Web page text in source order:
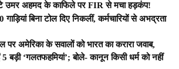
उमर अहमद के काफिले पर FIR से मचा हड़कंप!
बिना टोल दिए निकलीं, कर्मचारियों से अभद्रता
अमेरिका के सवालों को भारत का करारा जवाब,
5 बड़ी ‘गलतफहमियां’; बोले- कानून किसी धर्म को नहीं